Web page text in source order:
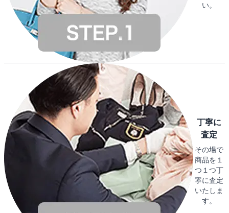
い。
丁寧に
査定
その場で
商品を１
つ１つ丁
寧に査定
いたしま
す。